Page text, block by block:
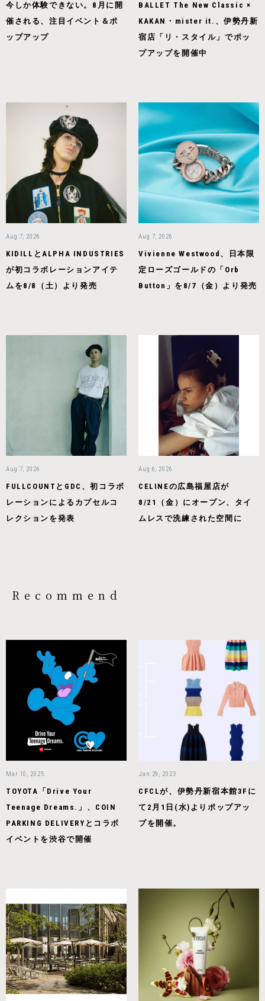
今しか体験できない。8月に開
催される、注目イベント＆ポ
ップアップ
BALLET The New Classic ×
KAKAN・mister it.、伊勢丹新
宿店「リ・スタイル」でポッ
プアップを開催中
Aug 7, 2026
KIDILLとALPHA INDUSTRIES
が初コラボレーションアイテ
ムを8/8（土）より発売
Aug 7, 2026
Vivienne Westwood、日本限
定ローズゴールドの「Orb
Button」を8/7（金）より発売
Aug 7, 2026
FULLCOUNTとGDC、初コラボ
レーションによるカプセルコ
レクションを発表
Aug 6, 2026
CELINEの広島福屋店が
8/21（金）にオープン、タイ
ムレスで洗練された空間に
Recommend
Mar 10, 2025
TOYOTA「Drive Your
Teenage Dreams.」、COIN
PARKING DELIVERYとコラボ
イベントを渋谷で開催
Jan 29, 2023
CFCLが、伊勢丹新宿本館3Fに
て2月1日(水)よりポップアッ
プを開催。